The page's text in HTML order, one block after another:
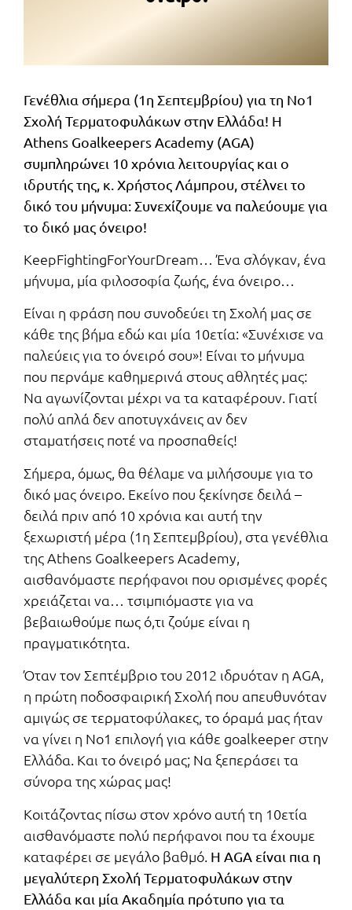
Γενέθλια σήμερα (1η Σεπτεμβρίου) για τη No1
Σχολή Τερματοφυλάκων στην Ελλάδα! Η
Athens Goalkeepers Academy (AGA)
συμπληρώνει 10 χρόνια λειτουργίας και ο
ιδρυτής της, κ. Χρήστος Λάμπρου, στέλνει το
δικό του μήνυμα: Συνεχίζουμε να παλεύουμε για
το δικό μας όνειρο!
KeepFightingForYourDream… Ένα σλόγκαν, ένα
μήνυμα, μία φιλοσοφία ζωής, ένα όνειρο…
Είναι η φράση που συνοδεύει τη Σχολή μας σε
κάθε της βήμα εδώ και μία 10ετία: «Συνέχισε να
παλεύεις για το όνειρό σου»! Είναι το μήνυμα
που περνάμε καθημερινά στους αθλητές μας:
Να αγωνίζονται μέχρι να τα καταφέρουν. Γιατί
πολύ απλά δεν αποτυγχάνεις αν δεν
σταματήσεις ποτέ να προσπαθείς!
Σήμερα, όμως, θα θέλαμε να μιλήσουμε για το
δικό μας όνειρο. Εκείνο που ξεκίνησε δειλά –
δειλά πριν από 10 χρόνια και αυτή την
ξεχωριστή μέρα (1η Σεπτεμβρίου), στα γενέθλια
της Athens Goalkeepers Academy,
αισθανόμαστε περήφανοι που ορισμένες φορές
χρειάζεται να… τσιμπιόμαστε για να
βεβαιωθούμε πως ό,τι ζούμε είναι η
πραγματικότητα.
Όταν τον Σεπτέμβριο του 2012 ιδρυόταν η AGA,
η πρώτη ποδοσφαιρική Σχολή που απευθυνόταν
αμιγώς σε τερματοφύλακες, το όραμά μας ήταν
να γίνει η No1 επιλογή για κάθε goalkeeper στην
Ελλάδα. Και το όνειρό μας; Να ξεπεράσει τα
σύνορα της χώρας μας!
Κοιτάζοντας πίσω στον χρόνο αυτή τη 10ετία
αισθανόμαστε πολύ περήφανοι που τα έχουμε
καταφέρει σε μεγάλο βαθμό. Η AGA είναι πια η
μεγαλύτερη Σχολή Τερματοφυλάκων στην
Ελλάδα και μία Ακαδημία πρότυπο για τα